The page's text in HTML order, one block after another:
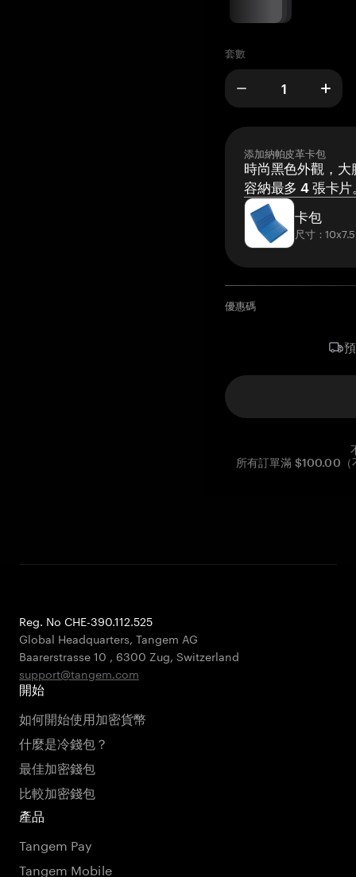
套數
添加納帕皮革卡包
時尚黑色外觀，大
容納最多 4 張卡片
卡包
尺寸：
優惠碼
所有訂單滿 $100.00（
Reg. No CHE-390.112.525
Global Headquarters, Tangem AG
Baarerstrasse 10 , 6300 Zug, Switzerland
support@tangem.com
開始
如何開始使用加密貨幣
什麼是冷錢包？
最佳加密錢包
比較加密錢包
產品
Tangem Pay
Tangem Mobile